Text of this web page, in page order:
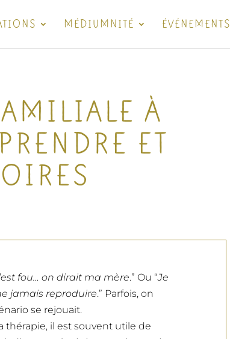
MÉDIUMNITÉ ÉVÉNEMENTS
À
ET
fou… on dirait ma mère.” Ou “Je
jamais reproduire.” Parfois, on
se rejouait.
il est souvent utile de